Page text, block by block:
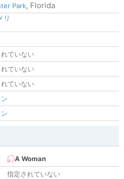
Park, Florida
リ
ていない
ていない
ていない
A Woman
指定されていない